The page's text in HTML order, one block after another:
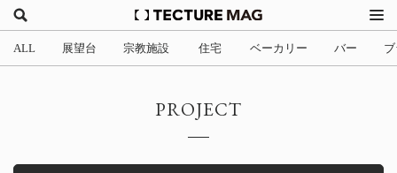
ALL
展望台
宗教施設
住宅
ベーカリー
バー
PROJECT